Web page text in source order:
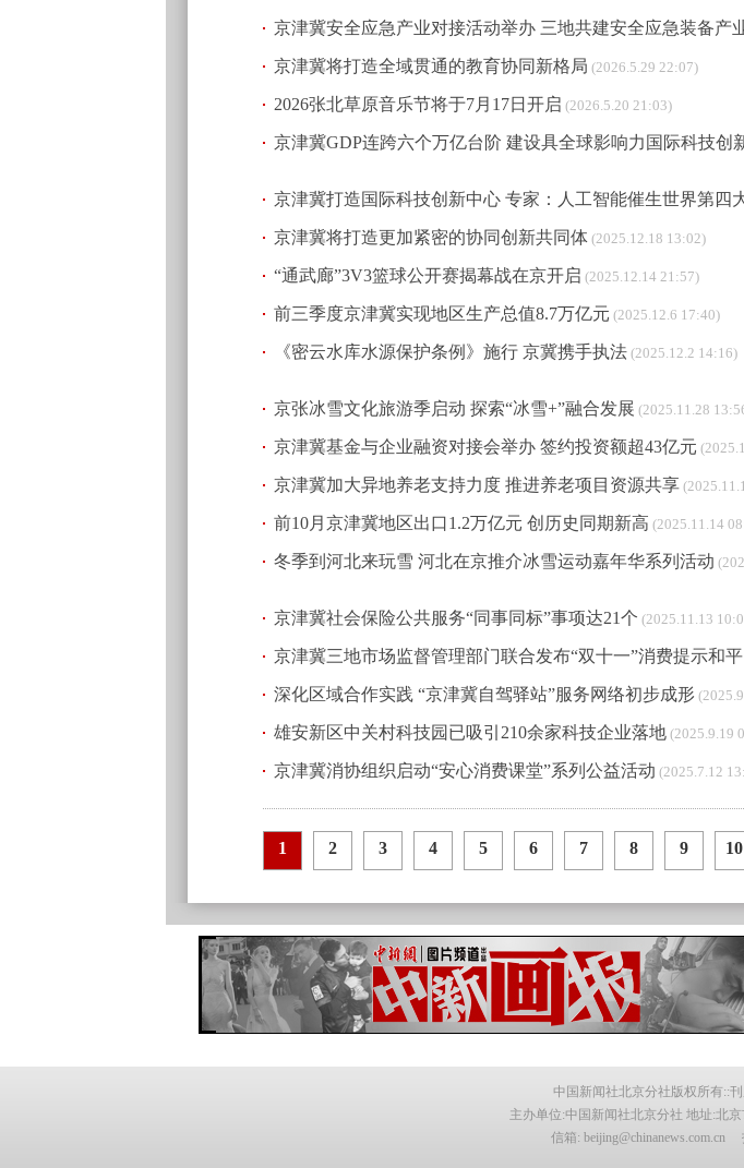
京津冀安全应急产业对接活动举办 三地共建安全应急装备产
20:48)
京津冀将打造全域贯通的教育协同新格局 (2026.5.29 22:07)
2026张北草原音乐节将于7月17日开启 (2026.5.20 21:03)
京津冀GDP连跨六个万亿台阶 建设具全球影响力国际科技创
京津冀打造国际科技创新中心 专家：人工智能催生世界第四
(2026.2.26 15:54)
京津冀将打造更加紧密的协同创新共同体 (2025.12.18 13:02)
“通武廊”3V3篮球公开赛揭幕战在京开启 (2025.12.14 21:57)
前三季度京津冀实现地区生产总值8.7万亿元 (2025.12.6 17:40)
《密云水库水源保护条例》施行 京冀携手执法 (2025.12.2 14:16)
京张冰雪文化旅游季启动 探索“冰雪+”融合发展 (2025.11.28
京津冀基金与企业融资对接会举办 签约投资额超43亿元
京津冀加大异地养老支持力度 推进养老项目资源共享
前10月京津冀地区出口1.2万亿元 创历史同期新高 (2025.11.14
冬季到河北来玩雪 河北在京推介冰雪运动嘉年华系列活动
京津冀社会保险公共服务“同事同标”事项达21个 (2025.11.13
京津冀三地市场监督管理部门联合发布“双十一”消费提示和
(2025.11.3 20:51)
深化区域合作实践 “京津冀自驾驿站”服务网络初步成形
雄安新区中关村科技园已吸引210余家科技企业落地 (2025.9.19
京津冀消协组织启动“安心消费课堂”系列公益活动 (2025.7.12
1 2 3 4 5 6 7 8 9 10
中国新闻社北京分社版权所有::
主办单位:中国新闻社北京分社 地址:北
信箱: